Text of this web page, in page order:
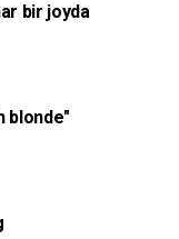
bir joyda
blonde"